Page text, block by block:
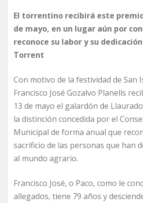
El torrentino recibirá este
de mayo, en un lugar aún por
reconoce su labor y su
Torrent
Con motivo de la festividad de San
Francisco José Gozalvo Planells
13 de mayo el galardón de
la distinción concedida por el
Municipal de forma anual que
sacrificio de las personas que han
al mundo agrario.
Francisco José, o Paco, como le
allegados, tiene 79 años y